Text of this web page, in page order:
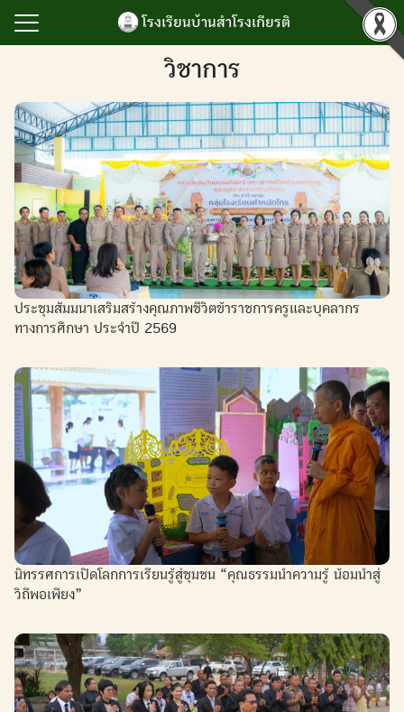
content
โรงเรียนบ้านสำโรงเกียรติ
รงเกียรติ
กียรติยศ
รรม
บสนุนการบริหาร
รสนเทศ
วิชาการ
ประชุมสัมมนาเสริมสร้างคุณภาพชีวิตข้าราชการครูและบุคลากร
ทางการศึกษา ประจำปี 2569
นิทรรศการเปิดโลกการเรียนรู้สู่ชุมชน “คุณธรรมนำความรู้ น้อมนำสู่
วิถีพอเพียง”